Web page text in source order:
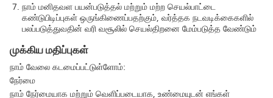
நாம் மனிதவள பயன்படுத்தல் மற்றும் மற்ற செயல்பாட்டை
கண்டுபிடிப்புகள் ஒருங்கிணைப்பதற்கும், வர்த்தக நடவடிக்கைகளில்
பலப்படுத்துவதின் வரி வசூலில் செயல்திறனை மேம்படுத்த வேண்டும்
முக்கிய மதிப்புகள்
நாம் வேலை கடமைப்பட்டுள்ளோம்:
நேர்மை
நாம் நேர்மையாக மற்றும் வெளிப்படையாக, உண்மையுடன் எங்கள்